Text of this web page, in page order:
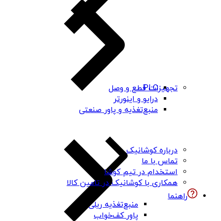
PLC
درایو و اینورتر
منبع‌تغذیه و پاور صنعتی
منبع‌تغذیه ریلی
پاور کف‌خواب
تجهیزات قطع و وصل
درباره کوشانیک
تماس با ما
استخدام در تیم کوشا
همکاری با کوشانیک در تامین کالا
راهنما